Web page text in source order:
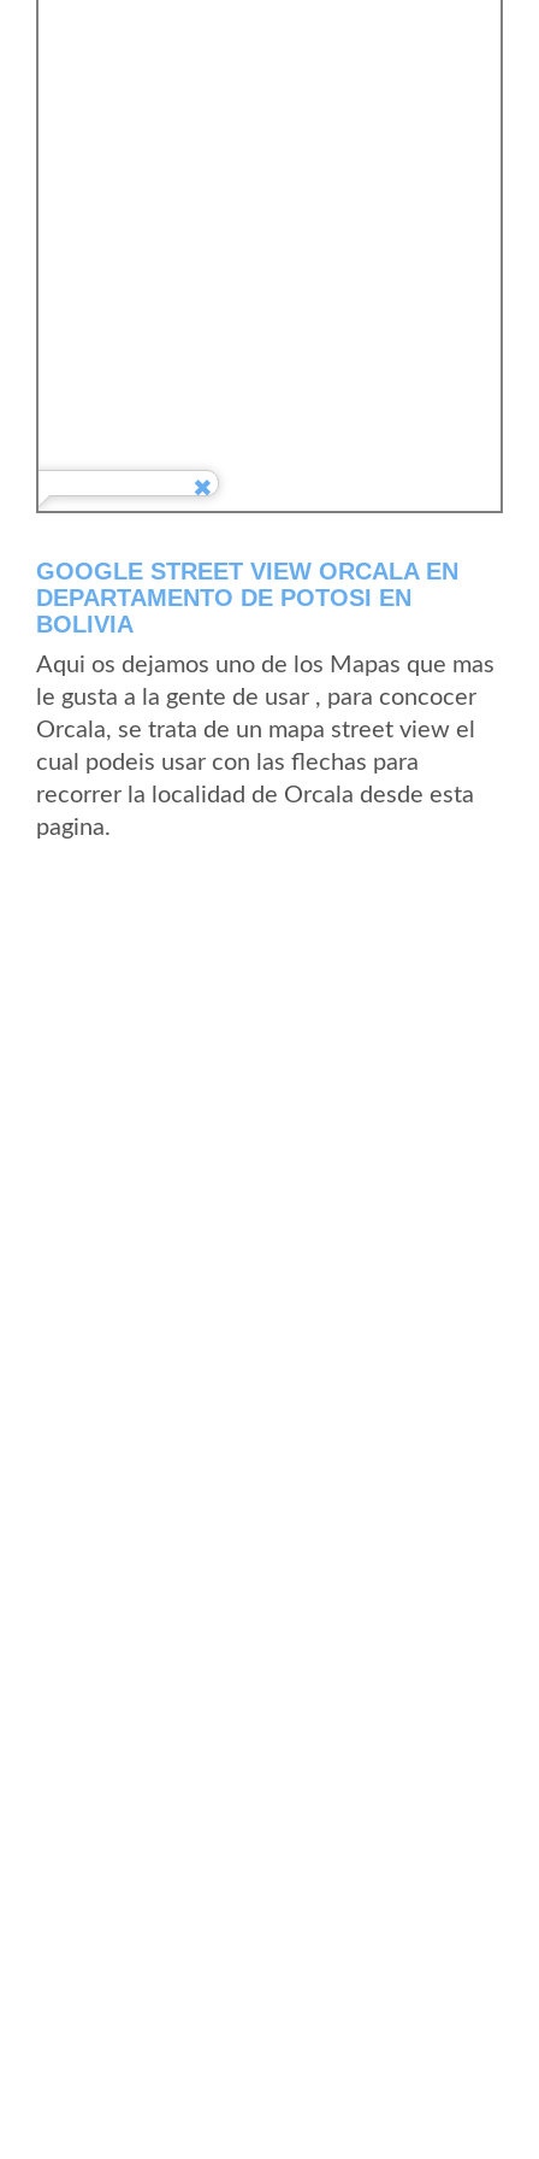
GOOGLE STREET VIEW ORCALA EN
DEPARTAMENTO DE POTOSI EN
BOLIVIA
Aqui os dejamos uno de los Mapas que mas
le gusta a la gente de usar , para concocer
Orcala, se trata de un mapa street view el
cual podeis usar con las flechas para
recorrer la localidad de Orcala desde esta
pagina.